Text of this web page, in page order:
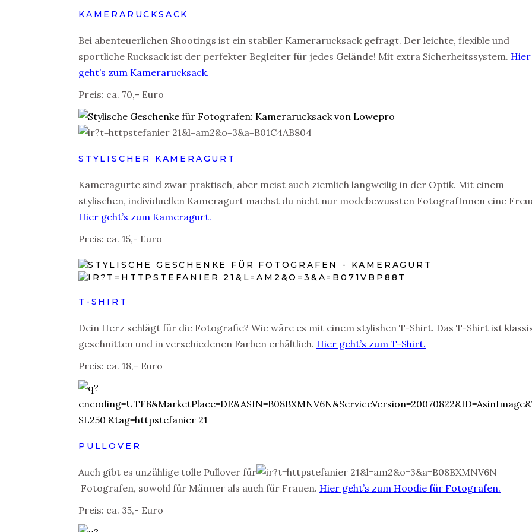
KAMERARUCKSACK
Bei abenteuerlichen Shootings ist ein stabiler Kamerarucksack gefragt. Der leichte, flexible und
sportliche Rucksack ist der perfekter Begleiter für jedes Gelände! Mit extra Sicherheitssystem. Hier
geht’s zum Kamerarucksack.
Preis: ca. 70,- Euro
STYLISCHER KAMERAGURT
Kameragurte sind zwar praktisch, aber meist auch ziemlich langweilig in der Optik. Mit einem
stylischen, individuellen Kameragurt machst du nicht nur modebewussten FotografInnen eine
Hier geht’s zum Kameragurt.
Preis: ca. 15,- Euro
T-SHIRT
Dein Herz schlägt für die Fotografie? Wie wäre es mit einem stylishen T-Shirt. Das T-Shirt ist
geschnitten und in verschiedenen Farben erhältlich. Hier geht’s zum T-Shirt.
Preis: ca. 18,- Euro
PULLOVER
Auch gibt es unzählige tolle Pullover für
Fotografen, sowohl für Männer als auch für Frauen. Hier geht’s zum Hoodie für Fotografen.
Preis: ca. 35,- Euro